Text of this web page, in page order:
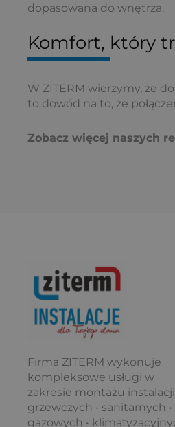
dopasowana do wnętrza.
Komfort, który
W ZITERM wierzymy, że
to dowód na to, że
Zobacz więcej naszych
Firma ZITERM wykonuje
kompleksowe usługi w
zakresie montażu instalacji:
grzewczych • sanitarnych •
gazowych •